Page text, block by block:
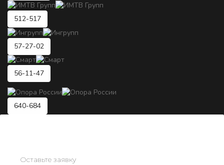
512-517
57-27-02
56-11-47
640-684
Оставьте заявку